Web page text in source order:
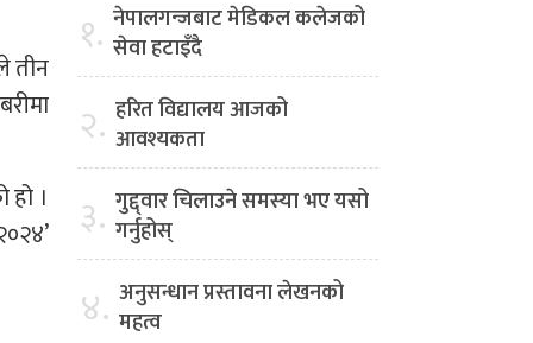
तीन
।
१. नेपालगन्जबाट मेडिकल कलेजको
सेवा हटाइँदै
२. हरित विद्यालय आजको
आवश्यकता
३. गुद्द्वार चिलाउने समस्या भए यसो
गर्नुहोस्
४. अनुसन्धान प्रस्तावना लेखनको
महत्व